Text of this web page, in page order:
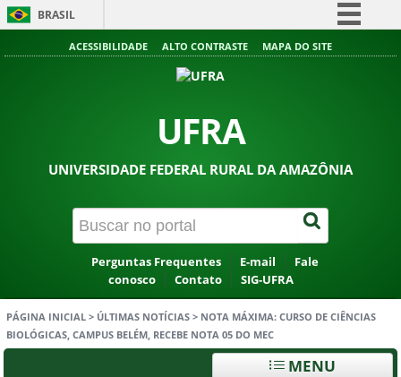
BRASIL
Simplifique!
Acesso à informação
ACESSIBILIDADE ALTO CONTRASTE MAPA DO SITE
UFRA
UNIVERSIDADE FEDERAL RURAL DA AMAZÔNIA
Perguntas Frequentes E-mail
Fale
conosco
Contato SIG-UFRA
PÁGINA INICIAL > ÚLTIMAS NOTÍCIAS > NOTA MÁXIMA: CURSO DE CIÊNCIAS
BIOLÓGICAS, CAMPUS BELÉM, RECEBE NOTA 05 DO MEC
MENU